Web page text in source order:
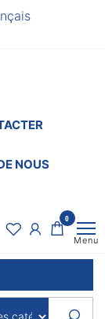
NOUS
0
Menu